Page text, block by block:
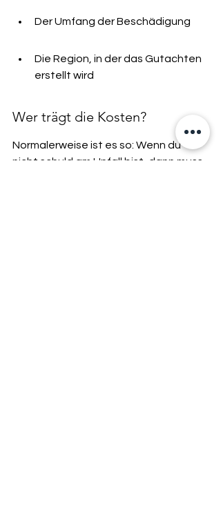
Der Umfang der Beschädigung
Die Region, in der das Gutachten
erstellt wird
Wer trägt die Kosten?
Normalerweise ist es so: Wenn du
nicht schuld am Unfall bist, dann muss